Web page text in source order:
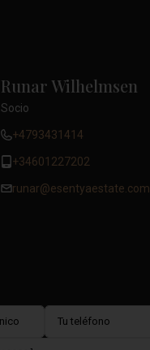
Runar Wilhelmsen
Socio
+4793431414
+34601227202
runar@esentyaestate.com